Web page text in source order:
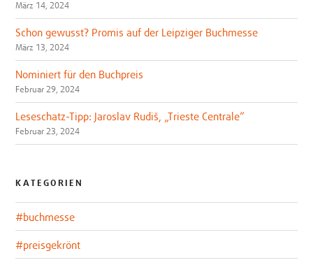
März 14, 2024
Schon gewusst? Promis auf der Leipziger Buchmesse
März 13, 2024
Nominiert für den Buchpreis
Februar 29, 2024
Leseschatz-Tipp: Jaroslav Rudiš, „Trieste Centrale“
Februar 23, 2024
KATEGORIEN
#buchmesse
#preisgekrönt